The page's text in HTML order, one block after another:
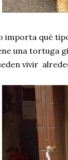
importa qué
una tortuga
vivir